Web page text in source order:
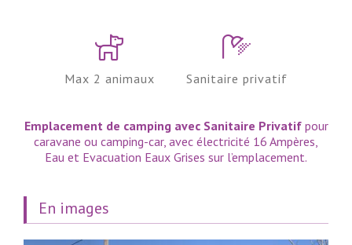
Max 2 animaux Sanitaire privatif
Emplacement de camping avec Sanitaire Privatif pour
caravane ou camping-car, avec électricité 16 Ampères,
Eau et Evacuation Eaux Grises sur l’emplacement.
En images